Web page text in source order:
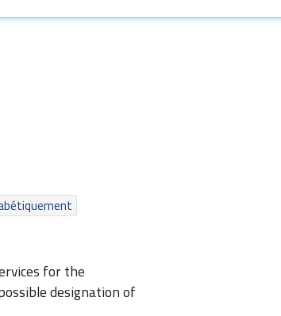
for the
designation of